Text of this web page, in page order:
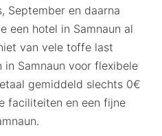
September en daarna
een hotel in Samnaun al
van vele toffe last
Samnaun voor flexibele
gemiddeld slechts 0€
faciliteiten en een fijne